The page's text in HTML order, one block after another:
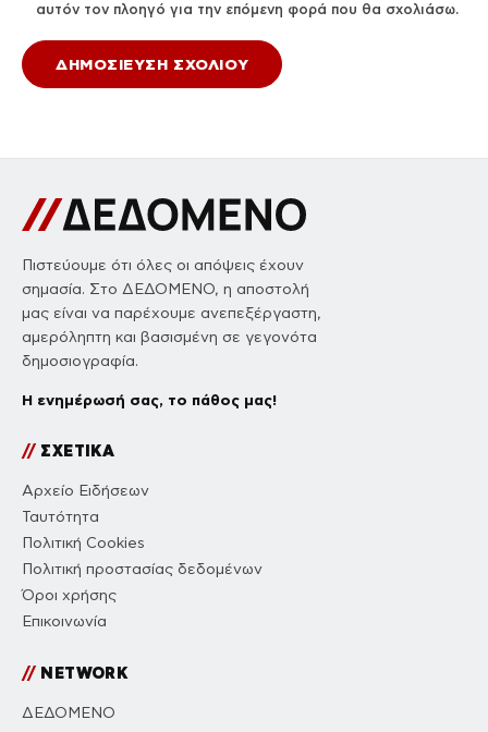
αυτόν τον πλοηγό για την επόμενη φορά που θα σχολιάσω.
Πιστεύουμε ότι όλες οι απόψεις έχουν
σημασία. Στο ΔΕΔΟΜΕΝΟ, η αποστολή
μας είναι να παρέχουμε ανεπεξέργαστη,
αμερόληπτη και βασισμένη σε γεγονότα
δημοσιογραφία.
Η ενημέρωσή σας, το πάθος μας!
//ΣΧΕΤΙΚΑ
Αρχείο Ειδήσεων
Ταυτότητα
Πολιτική Cookies
Πολιτική προστασίας δεδομένων
Όροι χρήσης
Επικοινωνία
//NETWORK
ΔΕΔΟΜΕΝΟ